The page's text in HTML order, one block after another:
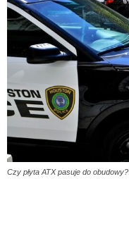
Czy płyta ATX pasuje do obudowy?